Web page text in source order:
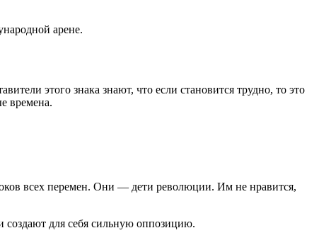
арене.
этого знака знают, что если становится трудно, то это
времена.
всех перемен. Они — дети революции. Им не нравится,
создают для себя сильную оппозицию.